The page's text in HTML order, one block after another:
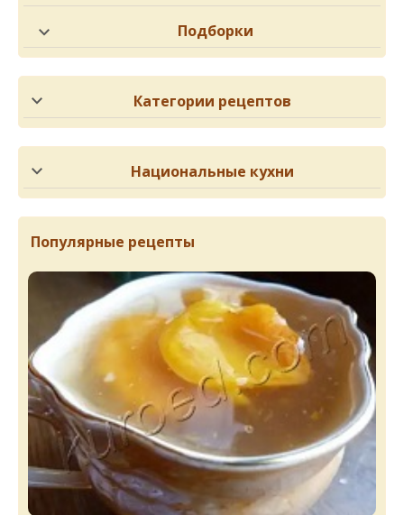
Подборки
Категории рецептов
Национальные кухни
Популярные рецепты